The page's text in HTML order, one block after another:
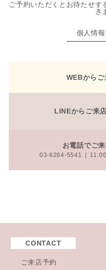
ご予約いただくとお待たせす
き
個人情
WEBから
LINEからご来
お電話でご
03-6264-5541［ 11:00
CONTACT
ご来店予約